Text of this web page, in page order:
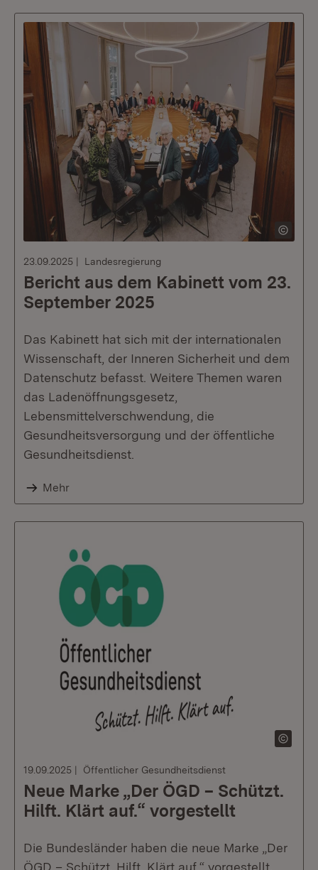
23.09.2025 Landesregierung
Bericht aus dem Kabinett vom 23.
September 2025
Das Kabinett hat sich mit der internationalen
Wissenschaft, der Inneren Sicherheit und dem
Datenschutz befasst. Weitere Themen waren
das Ladenöffnungsgesetz,
Lebensmittelverschwendung, die
Gesundheitsversorgung und der öffentliche
Gesundheitsdienst.
Mehr
19.09.2025 Öffentlicher Gesundheitsdienst
Neue Marke „Der ÖGD – Schützt.
Hilft. Klärt auf.“ vorgestellt
Die Bundesländer haben die neue Marke „Der
ÖGD – Schützt. Hilft. Klärt auf.“ vorgestellt.